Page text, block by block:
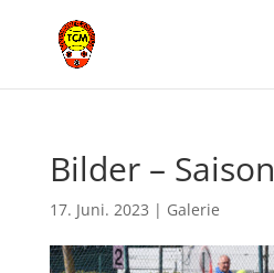
Bilder –
17. Juni. 2023 | Galerie